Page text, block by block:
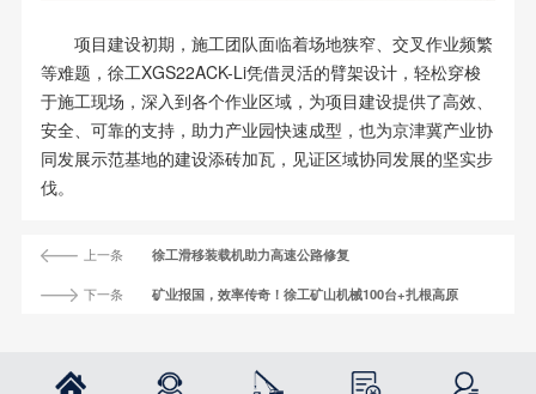
项目建设初期，施工团队面临着场地狭窄、交叉作业频繁
等难题，徐工XGS22ACK-Li凭借灵活的臂架设计，轻松穿梭
于施工现场，深入到各个作业区域，为项目建设提供了高效、
安全、可靠的支持，助力产业园快速成型，也为京津冀产业协
同发展示范基地的建设添砖加瓦，见证区域协同发展的坚实步
伐。
上一条 徐工滑移装载机助力高速公路修复
下一条 矿业报国，效率传奇！徐工矿山机械100台+扎根高原